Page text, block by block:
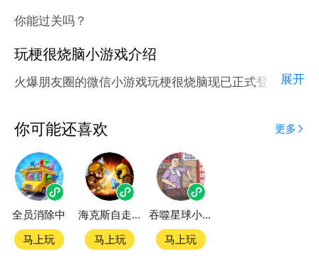
你能过关吗？
玩梗很烧脑小游戏介绍
火爆朋友圈的微信小游戏玩梗很烧脑现已正式登陆腾讯
应用宝为腾讯官方游戏平台，收录海量正版授权的高热
度精品小游戏。直接搜索或者在小游戏 tab 发现热门
玩梗很烧脑小游戏双平台畅玩
官方授权，在电脑上和手机上双端都能直接畅玩微信小
游戏
展开
你可能还喜欢 更多
全员消除中
马上玩
海克斯自走棋
马上玩
吞噬星球小游戏
马上玩